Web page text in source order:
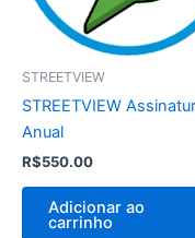
STREETVIEW
STREETVIEW
Anual
R$550.00
Adicionar ao
carrinho